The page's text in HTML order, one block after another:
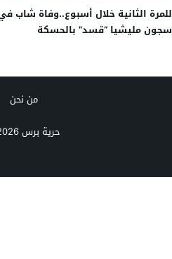
للمرة الثانية خلال أسبوع..وفاة شاب
سجون مليشيا “قسد” بالحسكة
من نحن
حرية برس Horrya press© 2026 جميع